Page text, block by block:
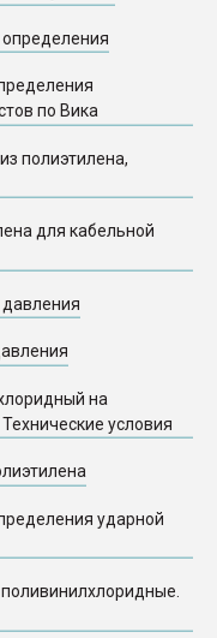
по Вика
полиэтилена,
для кабельной
на
условия
ударной